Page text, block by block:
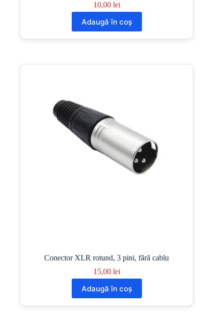
10,00 lei
Adaugă în coș
Conector XLR rotund, 3 pini, fără cablu
15,00 lei
Adaugă în coș